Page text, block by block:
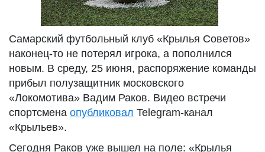
Самарский футбольный клуб «Крылья Советов»
наконец-то не потерял игрока, а пополнился
новым. В среду, 25 июня, распоряжение команды
прибыл полузащитник московского
«Локомотива» Вадим Раков. Видео встречи
спортсмена опубликовал Telegram-канал
«Крыльев».
Сегодня Раков уже вышел на поле: «Крылья